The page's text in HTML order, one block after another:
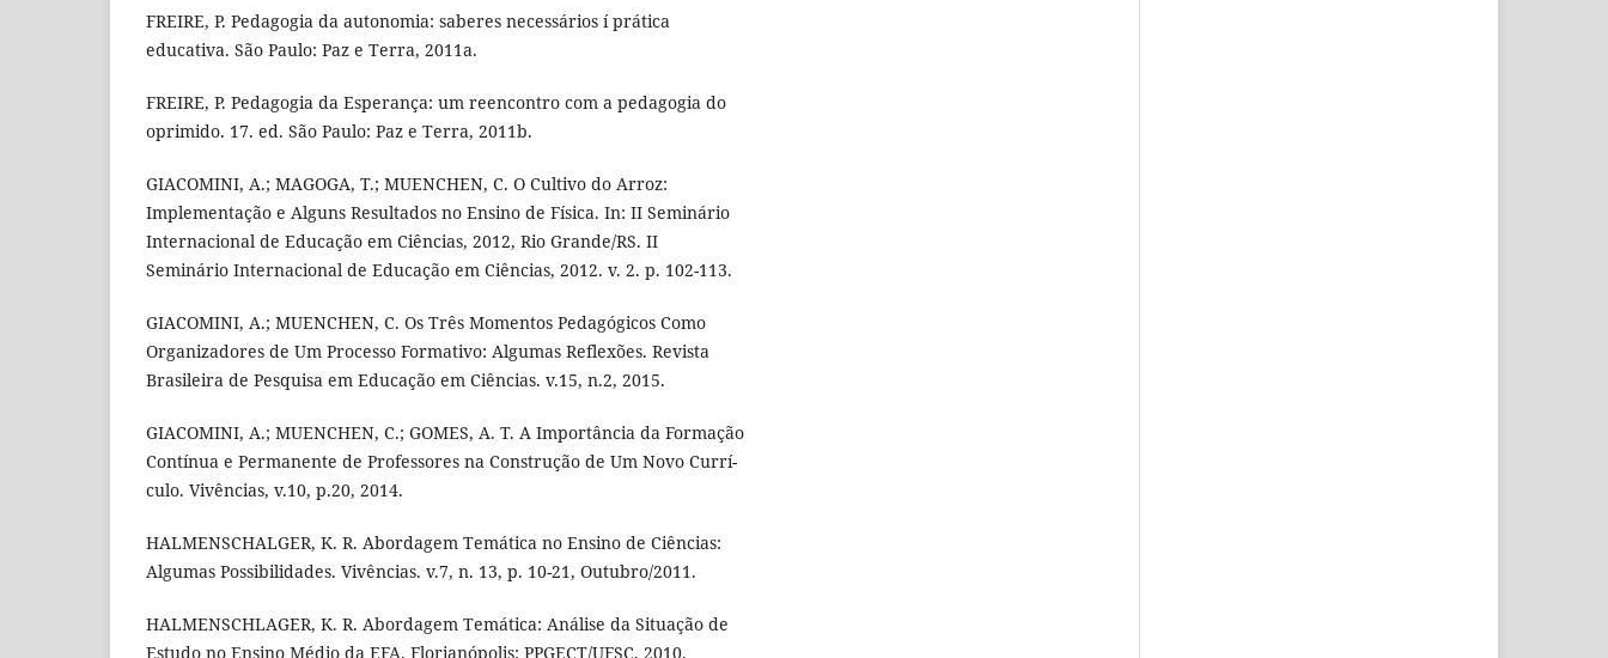
FREIRE, P. Pedagogia da autonomia: saberes necessários í prática
educativa. São Paulo: Paz e Terra, 2011a.
FREIRE, P. Pedagogia da Esperança: um reencontro com a pedagogia do
oprimido. 17. ed. São Paulo: Paz e Terra, 2011b.
GIACOMINI, A.; MAGOGA, T.; MUENCHEN, C. O Cultivo do Arroz:
Implementação e Alguns Resultados no Ensino de Fí­sica. In: II Seminário
Internacional de Educação em Ciências, 2012, Rio Grande/RS. II
Seminário Internacional de Educação em Ciências, 2012. v. 2. p. 102-113.
GIACOMINI, A.; MUENCHEN, C. Os Três Momentos Pedagógicos Como
Organizadores de Um Processo Formativo: Algumas Reflexões. Revista
Brasileira de Pesquisa em Educação em Ciências. v.15, n.2, 2015.
GIACOMINI, A.; MUENCHEN, C.; GOMES, A. T. A Importância da Formação
Contí­nua e Permanente de Professores na Construção de Um Novo Currí­
culo. Vivências, v.10, p.20, 2014.
HALMENSCHALGER, K. R. Abordagem Temática no Ensino de Ciências:
Algumas Possibilidades. Vivências. v.7, n. 13, p. 10-21, Outubro/2011.
HALMENSCHLAGER, K. R. Abordagem Temática: Análise da Situação de
Estudo no Ensino Médio da EFA. Florianópolis: PPGECT/UFSC, 2010.